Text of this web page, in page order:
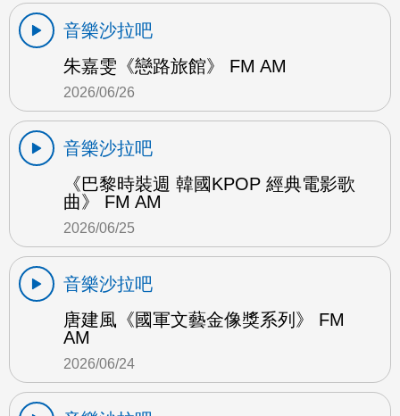
音樂沙拉吧
朱嘉雯《戀路旅館》 FM AM
2026/06/26
音樂沙拉吧
《巴黎時裝週 韓國KPOP 經典電影歌
曲》 FM AM
2026/06/25
音樂沙拉吧
唐建風《國軍文藝金像獎系列》 FM
AM
2026/06/24